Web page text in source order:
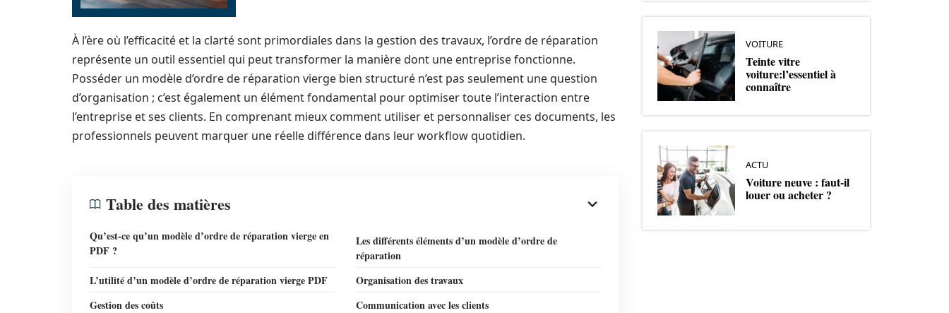
À l’ère où l’efficacité et la clarté sont primordiales dans la gestion des travaux, l’ordre de réparation
représente un outil essentiel qui peut transformer la manière dont une entreprise fonctionne.
Posséder un modèle d’ordre de réparation vierge bien structuré n’est pas seulement une question
d’organisation ; c’est également un élément fondamental pour optimiser toute l’interaction entre
l’entreprise et ses clients. En comprenant mieux comment utiliser et personnaliser ces documents, les
professionnels peuvent marquer une réelle différence dans leur workflow quotidien.
Table des matières
Qu’est-ce qu’un modèle d’ordre de réparation vierge en
PDF ?
Les différents éléments d’un modèle d’ordre de
réparation
L’utilité d’un modèle d’ordre de réparation vierge PDF
Organisation des travaux
Gestion des coûts
Communication avec les clients
VOITURE
Teinte vitre
voiture:l’essentiel à
connaître
ACTU
Voiture neuve : faut-il
louer ou acheter ?